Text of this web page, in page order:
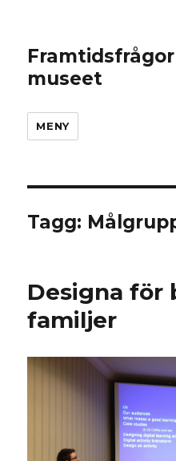
museet
MENY
Tagg:
Designa för
familjer